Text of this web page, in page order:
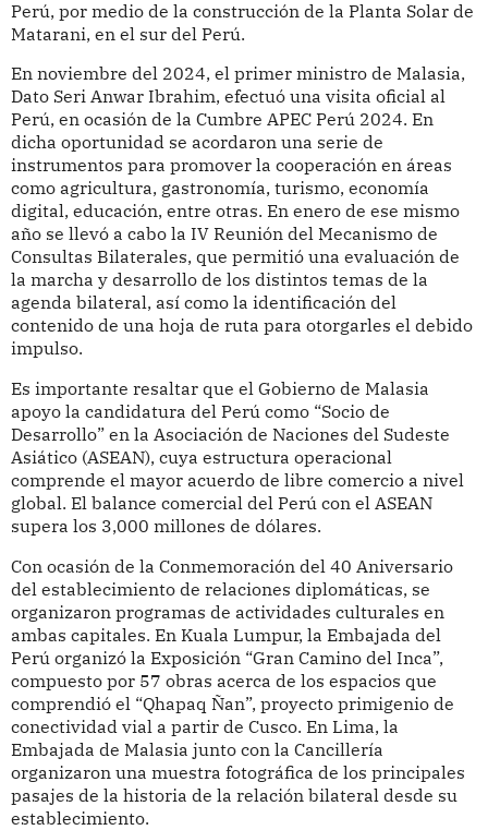
Perú, por medio de la construcción de la Planta Solar de
Matarani, en el sur del Perú.
En noviembre del 2024, el primer ministro de Malasia,
Dato Seri Anwar Ibrahim, efectuó una visita oficial al
Perú, en ocasión de la Cumbre APEC Perú 2024. En
dicha oportunidad se acordaron una serie de
instrumentos para promover la cooperación en áreas
como agricultura, gastronomía, turismo, economía
digital, educación, entre otras. En enero de ese mismo
año se llevó a cabo la IV Reunión del Mecanismo de
Consultas Bilaterales, que permitió una evaluación de
la marcha y desarrollo de los distintos temas de la
agenda bilateral, así como la identificación del
contenido de una hoja de ruta para otorgarles el debido
impulso.
Es importante resaltar que el Gobierno de Malasia
apoyo la candidatura del Perú como “Socio de
Desarrollo” en la Asociación de Naciones del Sudeste
Asiático (ASEAN), cuya estructura operacional
comprende el mayor acuerdo de libre comercio a nivel
global. El balance comercial del Perú con el ASEAN
supera los 3,000 millones de dólares.
Con ocasión de la Conmemoración del 40 Aniversario
del establecimiento de relaciones diplomáticas, se
organizaron programas de actividades culturales en
ambas capitales. En Kuala Lumpur, la Embajada del
Perú organizó la Exposición “Gran Camino del Inca”,
compuesto por 57 obras acerca de los espacios que
comprendió el “Qhapaq Ñan”, proyecto primigenio de
conectividad vial a partir de Cusco. En Lima, la
Embajada de Malasia junto con la Cancillería
organizaron una muestra fotográfica de los principales
pasajes de la historia de la relación bilateral desde su
establecimiento.